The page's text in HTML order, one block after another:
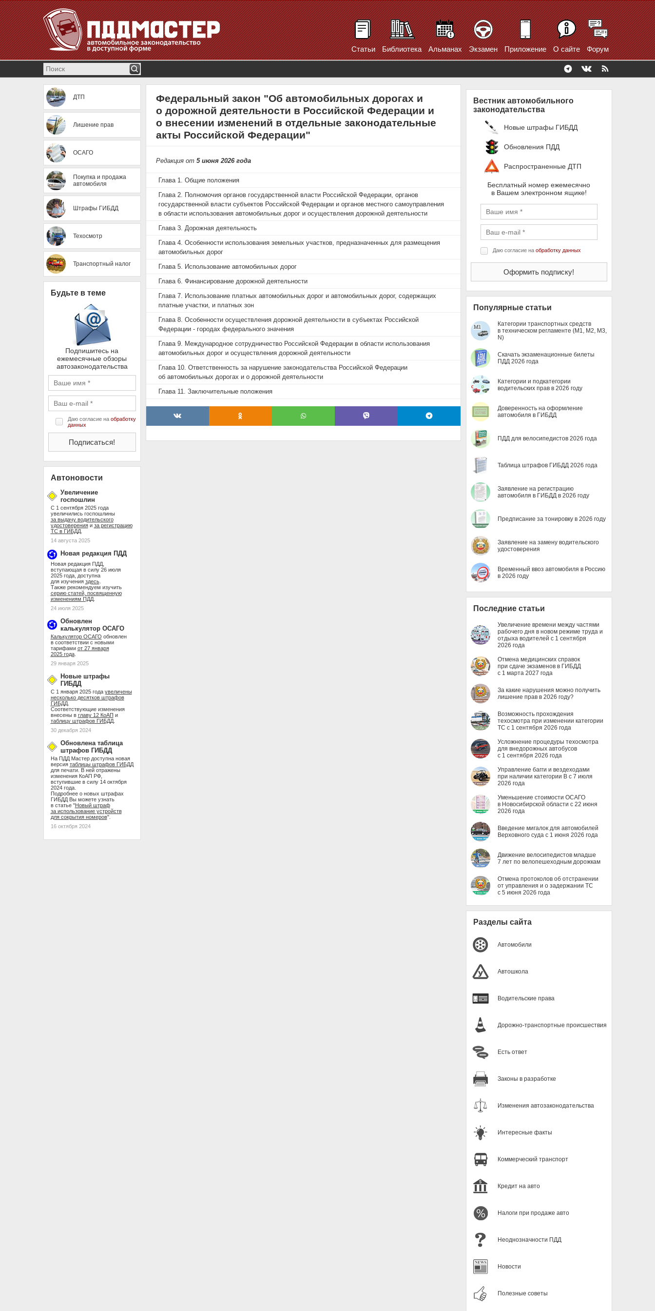
Статьи Библиотека Альманах Экзамен Приложение О сайте Форум
ДТП
Лишение прав
ОСАГО
Покупка и продажа
автомобиля
Штрафы ГИБДД
Техосмотр
Транспортный налог
Будьте в теме
Подпишитесь на
ежемесячные обзоры
автозаконодательства
Даю согласие на обработку
данных
Автоновости
Увеличение
госпошлин
С 1 сентября 2025 года
увеличились госпошлины
за выдачу водительского
удостоверенияи за регистрацию
ТС в ГИБДД.
14 августа 2025
Новая редакция ПДД
Новая редакция ПДД,
вступающая в силу 26 июля
2025 года, доступна
для изучения здесь.
Также рекомендуем изучить
серию статей, посвященную
изменениям ПДД.
24 июля 2025
Обновлен
калькулятор ОСАГО
Калькулятор ОСАГО обновлен
в соответствии с новыми
тарифами от 27 января
2025 года.
29 января 2025
Новые штрафы
ГИБДД
С 1 января 2025 года увеличены
несколько десятков штрафов
ГИБДД.
Соответствующие изменения
внесены в главу 12 КоАП и
таблицу штрафов ГИБДД.
30 декабря 2024
Обновлена таблица
штрафов ГИБДД
На ПДД Мастер доступна новая
версия таблицы штрафов ГИБДД
для печати. В ней отражены
изменения КоАП РФ,
вступившие в силу 14 октября
2024 года.
Подробнее о новых штрафах
ГИБДД Вы можете узнать
в статье "Новый штраф
за использование устройств
для сокрытия номеров".
16 октября 2024
Федеральный закон "Об автомобильных дорогах и
о дорожной деятельности в Российской Федерации и
о внесении изменений в отдельные законодательные
акты Российской Федерации"
Редакция от 5 июня 2026 года
Глава 1. Общие положения
Глава 2. Полномочия органов государственной власти Российской Федерации, органов
государственной власти субъектов Российской Федерации и органов местного самоуправления
в области использования автомобильных дорог и осуществления дорожной деятельности
Глава 3. Дорожная деятельность
Глава 4. Особенности использования земельных участков, предназначенных для размещения
автомобильных дорог
Глава 5. Использование автомобильных дорог
Глава 6. Финансирование дорожной деятельности
Глава 7. Использование платных автомобильных дорог и автомобильных дорог, содержащих
платные участки, и платных зон
Глава 8. Особенности осуществления дорожной деятельности в субъектах Российской
Федерации - городах федерального значения
Глава 9. Международное сотрудничество Российской Федерации в области использования
автомобильных дорог и осуществления дорожной деятельности
Глава 10. Ответственность за нарушение законодательства Российской Федерации
об автомобильных дорогах и о дорожной деятельности
Глава 11. Заключительные положения
Вестник автомобильного
законодательства
Новые штрафы ГИБДД
Обновления ПДД
Распространенные ДТП
Бесплатный номер ежемесячно
в Вашем электронном ящике!
Даю согласие на обработку данных
Популярные статьи
Категории транспортных средств
в техническом регламенте (M1, M2, M3,
N)
Скачать экзаменационные билеты
ПДД 2026 года
Категории и подкатегории
водительских прав в 2026 году
Доверенность на оформление
автомобиля в ГИБДД
ПДД для велосипедистов 2026 года
Таблица штрафов ГИБДД 2026 года
Заявление на регистрацию
автомобиля в ГИБДД в 2026 году
Предписание за тонировку в 2026 году
Заявление на замену водительского
удостоверения
Временный ввоз автомобиля в Россию
в 2026 году
Последние статьи
Увеличение времени между частями
рабочего дня в новом режиме труда и
отдыха водителей с 1 сентября
2026 года
Отмена медицинских справок
при сдаче экзаменов в ГИБДД
с 1 марта 2027 года
За какие нарушения можно получить
лишение прав в 2026 году?
Возможность прохождения
техосмотра при изменении категории
ТС с 1 сентября 2026 года
Усложнение процедуры техосмотра
для внедорожных автобусов
с 1 сентября 2026 года
Управление багги и вездеходами
при наличии категории B с 7 июля
2026 года
Уменьшение стоимости ОСАГО
в Новосибирской области с 22 июня
2026 года
Введение мигалок для автомобилей
Верховного суда с 1 июня 2026 года
Движение велосипедистов младше
7 лет по велопешеходным дорожкам
Отмена протоколов об отстранении
от управления и о задержании ТС
с 5 июня 2026 года
Разделы сайта
Автомобили
Автошкола
Водительские права
Дорожно-транспортные происшествия
Есть ответ
Законы в разработке
Изменения автозаконодательства
Интересные факты
Коммерческий транспорт
Кредит на авто
Налоги при продаже авто
Неоднозначности ПДД
Новости
Полезные советы